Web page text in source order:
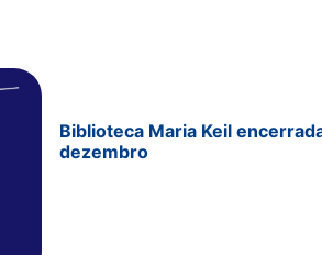
Biblioteca Maria Keil
dezembro